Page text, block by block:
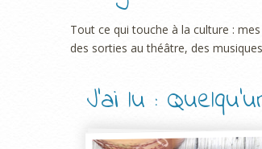
Tout ce qui touche à la culture :
des sorties au théâtre, des
J’ai lu :